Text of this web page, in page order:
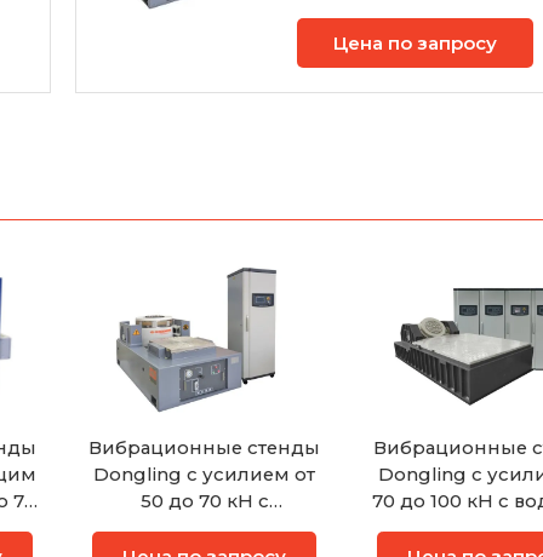
Цена по запросу
70
Вибрационные стенды
Dongling с усилием от
50 до 70 кН с
воздушным
Вибрационные
Dongling с
70 до 100 кН с